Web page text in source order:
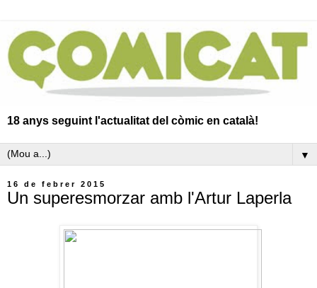
18 anys seguint l'actualitat del còmic en català!
▼
16 de febrer 2015
Un superesmorzar amb l'Artur Laperla